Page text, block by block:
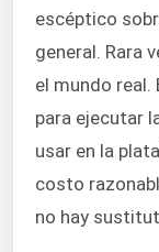
escéptico
general. Rara
el mundo real.
para ejecutar
usar en la
costo
no hay